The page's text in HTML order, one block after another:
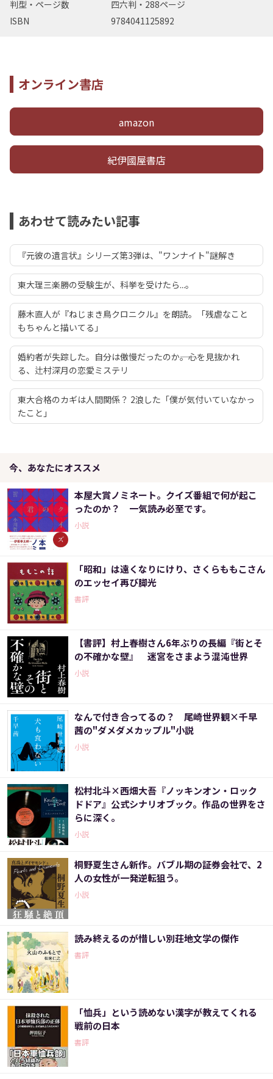
判型・ページ数
四六判・288ページ
ISBN
9784041125892
オンライン書店
amazon
紀伊國屋書店
あわせて読みたい記事
『元彼の遺言状』シリーズ第3弾は、"ワンナイト"謎解き
東大理三楽勝の受験生が、科挙を受けたら...。
藤木直人が『ねじまき鳥クロニクル』を朗読。「残虐なこと
もちゃんと描いてる」
婚約者が失踪した。自分は傲慢だったのか――。心を見抜かれ
る、辻村深月の恋愛ミステリ
東大合格のカギは人間関係？ 2浪した「僕が気付いていなかっ
たこと」
今、あなたにオススメ
本屋大賞ノミネート。クイズ番組で何が起こ
ったのか？ 一気読み必至です。
小説
「昭和」は遠くなりにけり、さくらももこさん
のエッセイ再び脚光
書評
【書評】村上春樹さん6年ぶりの長編『街とそ
の不確かな壁』 迷宮をさまよう混沌世界
小説
なんで付き合ってるの？ 尾崎世界観×千早
茜の"ダメダメカップル"小説
小説
松村北斗×西畑大吾『ノッキンオン・ロック
ドドア』公式シナリオブック。作品の世界をさ
らに深く。
小説
桐野夏生さん新作。バブル期の証券会社で、2
人の女性が一発逆転狙う。
小説
読み終えるのが惜しい別荘地文学の傑作
書評
「恤兵」という読めない漢字が教えてくれる
戦前の日本
書評